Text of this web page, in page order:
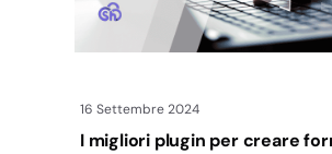
16 Settembre 2024
I migliori plugin per creare